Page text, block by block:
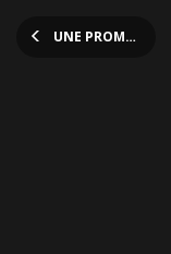
UNE PROMENADE À TRAVERS L'ART